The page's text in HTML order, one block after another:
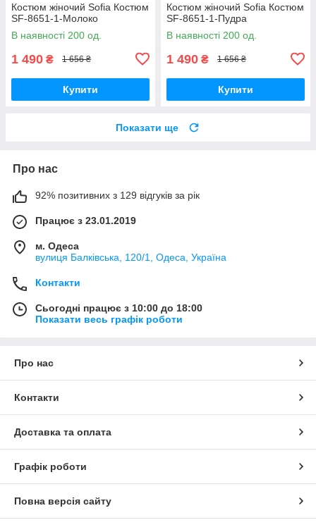
Костюм жіночий Sofia Костюм
SF-8651-1-Молоко
В наявності 200 од.
1 490 ₴ 1 656 ₴
Купити
Костюм жіночий Sofia Костюм
SF-8651-1-Пудра
В наявності 200 од.
1 490 ₴ 1 656 ₴
Купити
Показати ще
Про нас
92% позитивних з 129 відгуків за рік
Працює з 23.01.2019
м. Одеса
вулиця Балківська, 120/1, Одеса, Україна
Контакти
Сьогодні працює з 10:00 до 18:00
Показати весь графік роботи
Про нас
Контакти
Доставка та оплата
Графік роботи
Повна версія сайту